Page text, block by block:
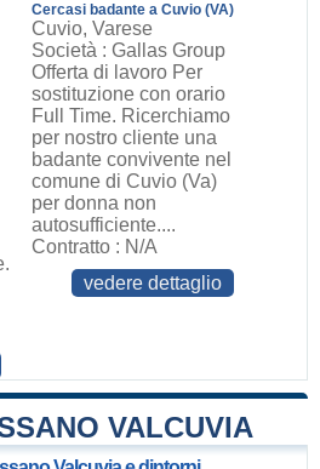
Cercasi badante a Cuvio (VA)
Cuvio, Varese
Società : Gallas Group
Offerta di lavoro Per
sostituzione con orario
Full Time. Ricerchiamo
per nostro cliente una
badante convivente nel
comune di Cuvio (Va)
per donna non
autosufficiente....
Contratto : N/A
vedere dettaglio
VALCUVIA